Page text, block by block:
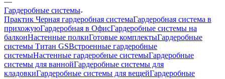
Гардеробные системы
Практик Черная гардеробная системаГардеробная система в
прихожуюГардеробная в ОфисГардеробные системы на
балконНастенные полкиГотовые комплектыГардеробные
системы Титан GSВстроенные гардеробные
системыНастенные гардеробные системыГардеробные
системы для ваннойГардеробные системы для
кладовкиГардеробные системы для вещейГардеробные